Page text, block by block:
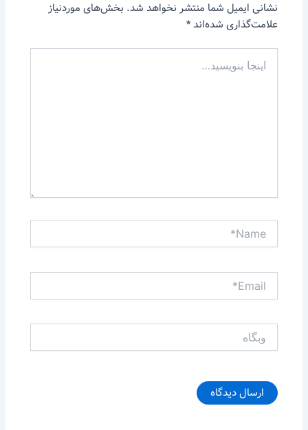
نشانی ایمیل شما منتشر نخواهد شد. بخش‌های موردنیاز
علامت‌گذاری شده‌اند*
بنویسید…
Email*